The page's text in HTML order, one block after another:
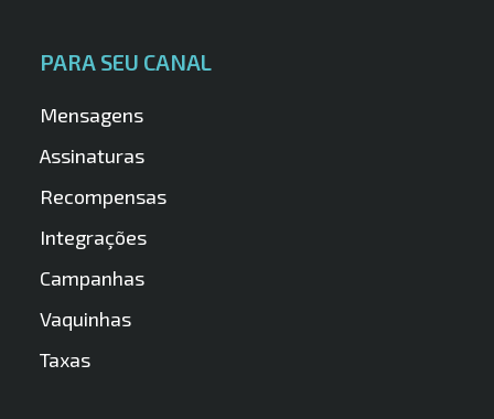
PARA SEU CANAL
Mensagens
Assinaturas
Recompensas
Integrações
Campanhas
Vaquinhas
Taxas